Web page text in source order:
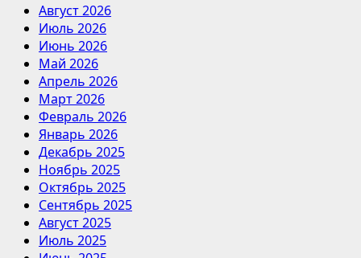
Август 2026
Июль 2026
Июнь 2026
Май 2026
Апрель 2026
Март 2026
Февраль 2026
Январь 2026
Декабрь 2025
Ноябрь 2025
Октябрь 2025
Сентябрь 2025
Август 2025
Июль 2025